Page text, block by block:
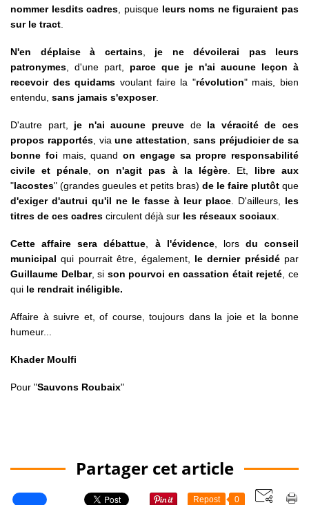
nommer lesdits cadres , puisque leurs noms ne figuraient pas
sur le tract
N'en déplaise à certains, je ne dévoilerai pas leurs
patronymes , d'une part,
parce que je n'ai aucune leçon à
recevoir des quidams voulant faire la "révolution" mais, bien
entendu, sans jamais s'exposer.
D'autre part, je n'ai aucune preuve de la véracité de ces
propos rapportés, viaune attestation
sans préjudicier de sa
bonne foi mais, quand on engage sa propre responsabilité
civile et pénale ,on n'agit pas à la légère. Et, libre aux
"lacostes" (grandes gueules et petits bras) de le faire plutôt que
d'exiger d'autrui qu'il ne le fasse à leur place . D'ailleurs, les
titres de ces cadres circulent déjà sur les réseaux sociaux
Cette affaire sera débattue à l'évidence, lors du conseil
municipal qui pourrait être, également, le dernier présidépar
Guillaume Delbar, si son pourvoi en cassation était rejeté , ce
qui le rendrait inéligible.
Affaire à suivre et, of course, toujours dans la joie et la bonne
humeur...
Khader Moulfi
Pour "Sauvons Roubaix"
Partager cet article
Repost 0